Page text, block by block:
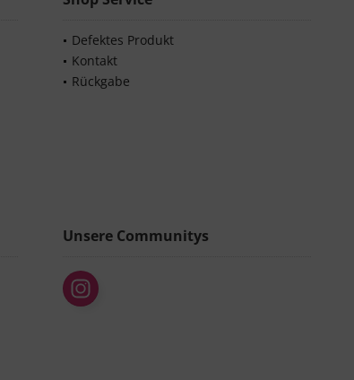
Defektes Produkt
Kontakt
Rückgabe
Unsere Communitys